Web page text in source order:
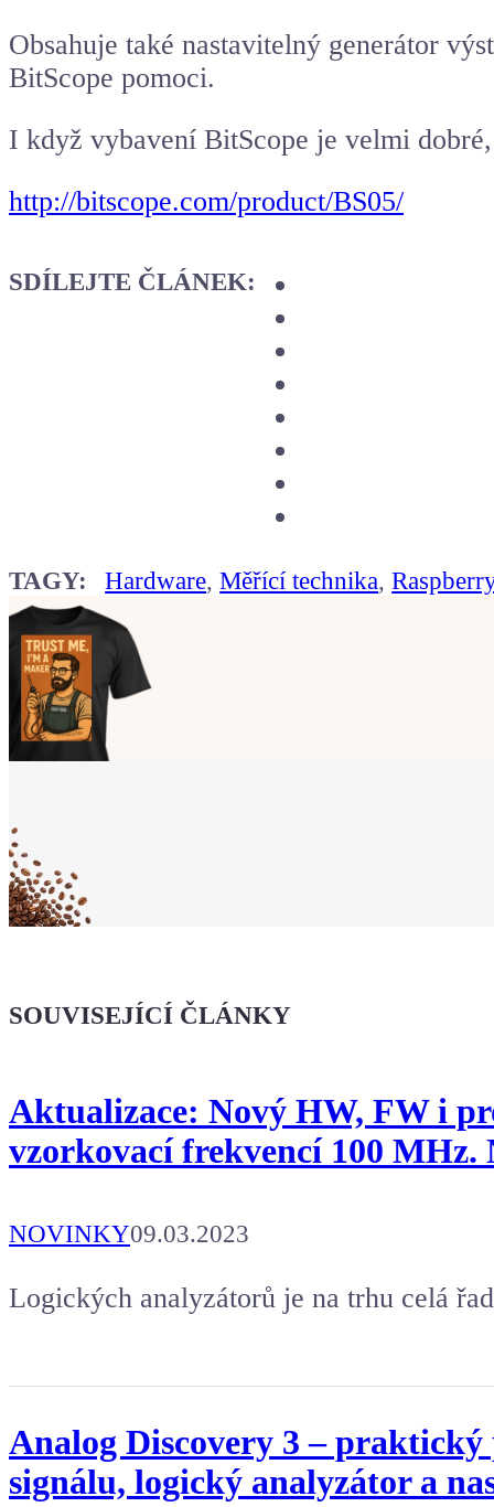
Obsahuje také nastavitelný generátor
BitScope pomoci.
I když vybavení BitScope je velmi
http://bitscope.com/product/BS05/
SDÍLEJTE ČLÁNEK:
TAGY: Hardware,Měřící technika,
že jsi Maker!
Koupit tričko
SOUVISEJÍCÍ ČLÁNKY
Aktualizace: Nový HW, FW i
vzorkovací frekvencí 100 MHz.
NOVINKY09.03.2023
Logických analyzátorů je na trhu celá
Analog Discovery 3 –
signálu, logický analyzátor a